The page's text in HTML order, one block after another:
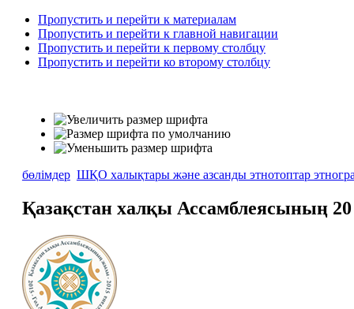
Пропустить и перейти к материалам
Пропустить и перейти к главной навигации
Пропустить и перейти к первому столбцу
Пропустить и перейти ко второму столбцу
бөлімдер ШҚО халықтары және азсанды этнотоптар
Қазақстан халқы Ассамблеясының